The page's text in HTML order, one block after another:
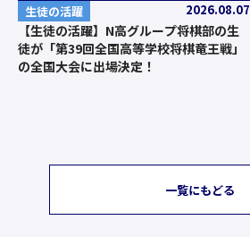
生徒の活躍 2026.08.07
【生徒の活躍】N高グループ将棋部の生
徒が「第39回全国高等学校将棋竜王戦」
の全国大会に出場決定！
一覧にもどる